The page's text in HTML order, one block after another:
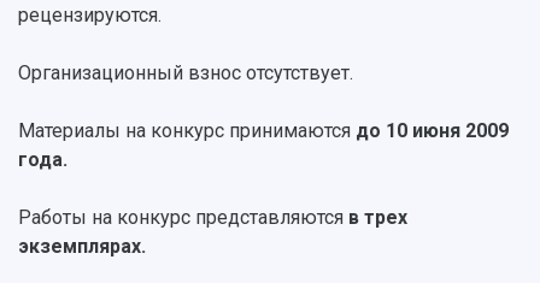
Официальные документы
рецензируются.
Организационный взнос отсутствует.
Материалы на конкурс принимаются до 10 июня 2009
года.
Работы на конкурс представляются в трех
экземплярах.